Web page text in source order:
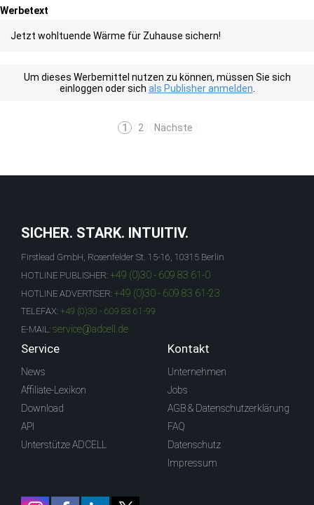
Werbetext
Jetzt wohltuende Wärme für Zuhause sichern!
Um dieses Werbemittel nutzen zu können, müssen Sie sich
einloggen oder sich als Publisher anmelden
1 2 Nächste
SICHER. STARK. INTUITIV.
Firstlead GmbH, Rosenfelder St. 15-16, 10315 Berlin
HOTLINE PUBLISHER: +49 (0)30 - 609 83 61-0
HOTLINE ADVERTISER: +49 (0)30 - 609 83 61-23
TELEFAX: +49 (0)30 - 609 83 61-99
E-MAIL: service@adcell.de
Service
News
Affiliate-Lexikon
Download
API
Unterstütze ADCELL
Kontakt
Unternehmen
Jobs
AGB & Datenschutzerklärung
FAQ
Datenschutz
Impressum